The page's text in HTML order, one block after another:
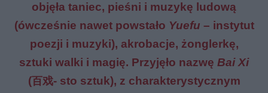
objęła taniec, pieśni i muzykę ludową
(ówcześnie nawet powstało Yuefu – instytut
poezji i muzyki), akrobacje, żonglerkę,
sztuki walki i magię. Przyjęło nazwę Bai Xi
(百戏- sto sztuk), z charakterystycznym